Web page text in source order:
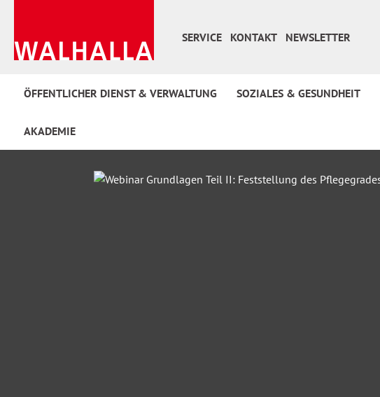
SERVICE
KONTAKT NEWSLETTER
ÖFFENTLICHER DIENST & VERWALTUNG SOZIALES & GESUNDHEIT
AKADEMIE
Bildergalerie überspringen